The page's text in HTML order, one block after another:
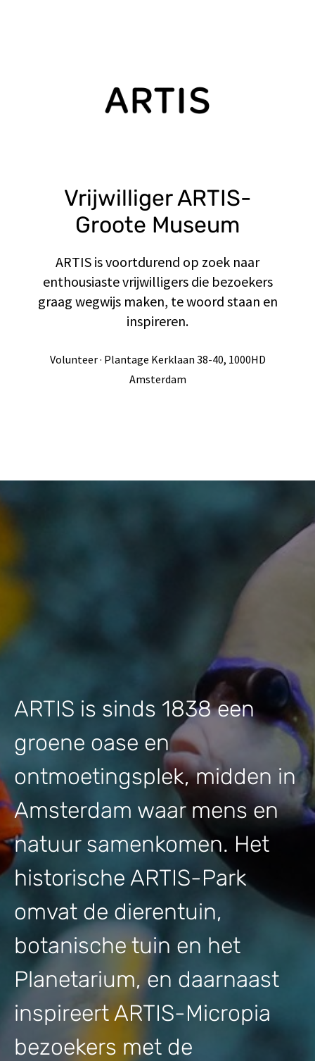
Vrijwilliger ARTIS-
Groote Museum
ARTIS is voortdurend op zoek naar
enthousiaste vrijwilligers die bezoekers
graag wegwijs maken, te woord staan en
inspireren.
Volunteer · Plantage Kerklaan 38-40, 1000HD
Amsterdam
ARTIS is sinds 1838 een
groene oase en
ontmoetingsplek, midden in
Amsterdam waar mens en
natuur samenkomen. Het
historische ARTIS-Park
omvat de dierentuin,
botanische tuin en het
Planetarium, en daarnaast
inspireert ARTIS-Micropia
bezoekers met de